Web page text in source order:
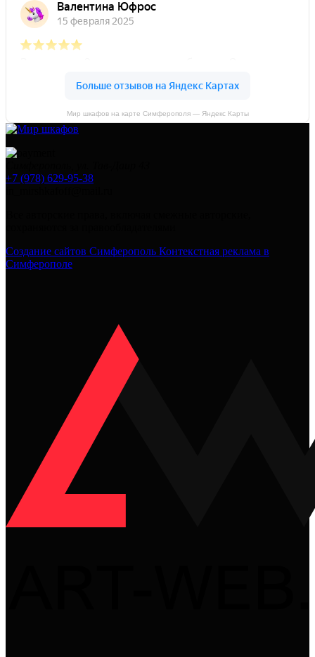
Мир шкафов на карте Симферополя — Яндекс Карты
+7 (978) 629-95-38
Создание сайтов Симферополь Контекстная реклама в
Симферополе